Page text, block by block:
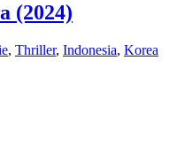
(2024)
, Thriller, Indonesia, Korea